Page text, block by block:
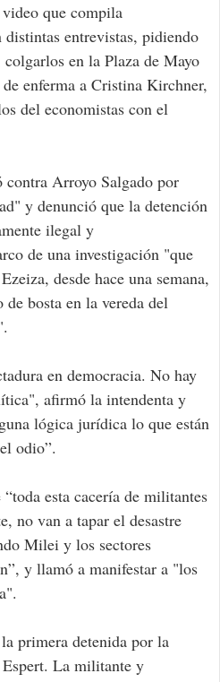
que compila
distintas entrevistas, pidiendo
en la Plaza de Mayo
enferma a Cristina Kirchner,
del economistas con el
contra Arroyo Salgado por
y denunció que la detención
ilegal y
de una investigación "que
desde hace una semana,
bosta en la vereda del
en democracia. No hay
afirmó la intendenta y
lógica jurídica lo que están
odio”.
esta cacería de militantes
no van a tapar el desastre
Milei y los sectores
y llamó a manifestar a "los
primera detenida por la
La militante y